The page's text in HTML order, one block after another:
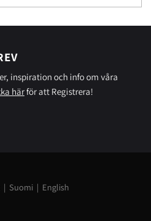
inspiration och info om våra
härför att Registrera!
| Suomi | English